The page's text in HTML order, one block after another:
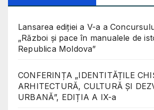
Lansarea ediției a V-a a
„Război și pace în manualele de
Republica Moldova”
CONFERINȚA „IDENTITĂȚILE
ARHITECTURĂ, CULTURĂ ȘI
URBANĂ”, EDIȚIA A IX-a